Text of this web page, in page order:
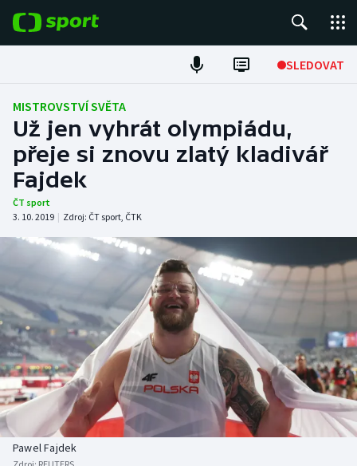
SLEDOVAT
ME v atletice
ME v plavání
Fotbal
Hokej
Tenis
DALŠÍ SPORTY
Americký fotbal
Atletika
Baseball a softbal
Basketbal
NEPŘEHLÉDNĚTE
Soutěže
Historické návraty
Aplikace ČT sport
MISTROVSTVÍ SVĚTA
Už jen vyhrát olympiádu,
přeje si znovu zlatý kladivář
Fajdek
ČT sport
3. 10. 2019 | Zdroj: ČT sport, ČTK
Pawel Fajdek